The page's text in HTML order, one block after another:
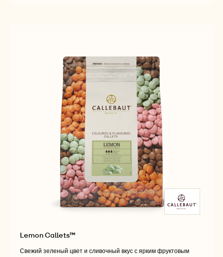
Lemon Callets™
Свежий зеленый цвет и сливочный вкус с ярким фруктовым